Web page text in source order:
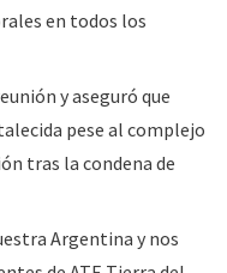
en todos los
y aseguró que
pese al complejo
tras la condena de
Argentina y nos